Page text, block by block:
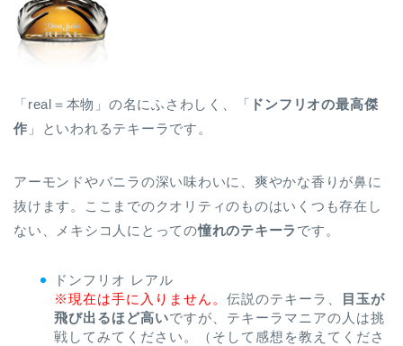
「real＝本物」の名にふさわしく、「 ドンフリオの最高傑
作 」といわれるテキーラです。
アーモンドやバニラの深い味わいに、爽やかな香りが鼻に
抜けます。ここまでのクオリティのものはいくつも存在し
ない、メキシコ人にとっての憧れのテキーラ です。
ドンフリオ レアル
※現在は手に入りません。 伝説のテキーラ、
目玉が
飛び出るほど高いですが、テキーラマニアの人は挑
戦してみてください。（そして感想を教えてくださ